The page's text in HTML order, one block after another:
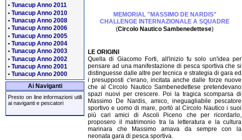
• Tunacup Anno 2011
• Tunacup Anno 2010
• Tunacup Anno 2008
• Tunacup Anno 2006
• Tunacup Anno 2005
• Tunacup Anno 2004
• Tunacup Anno 2003
• Tunacup Anno 2002
• Tunacup Anno 2001
• Tunacup Anno 2000
Ai Naviganti
Presto on line informazioni utili
ai naviganti e pescatori
MEMORIAL "MASSIMO DE NARDIS"
CHALLENGE INTERNAZIONALE A SQUADRE
(Circolo Nautico Sambenedettese)
LE ORIGINI
Quella di Giacomo Forti, all'inizio fu solo un'idea per
pensare ad una manifestazione di pesca sportiva che si
distinguesse dalle altre per tecnica e strategia di gara ed
i presupposti c'erano, incitata anche dalle forze nuove
che al Circolo Nautico Sambenedettese pretendevano
spazi nuovi per crescere. Poi la tragica scomparsa di
Massimo De Nardis, amico, ineguagliabile pescatore
sportivo e uomo di mare, portò al Circolo Nautico i suoi
più cari amici di Ascoli Piceno che per ricordarlo,
proposero il matrimonio tra la letteratura e la cultura
marinara che Massimo amava da sempre con la
neonata gara di pesca sportiva.